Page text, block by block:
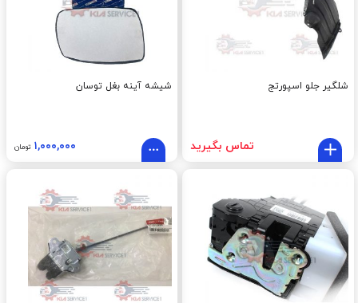
شلگیر جلو اسپورتج
تماس بگیرید
شیشه آینه بغل توسان
۱,۰۰۰,۰۰۰ تومان